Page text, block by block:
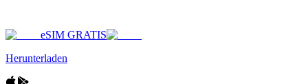
eSIM GRATIS
Herunterladen